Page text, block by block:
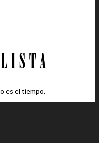
es el tiempo.